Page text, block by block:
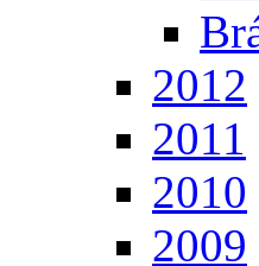
2012
2011
2010
2009